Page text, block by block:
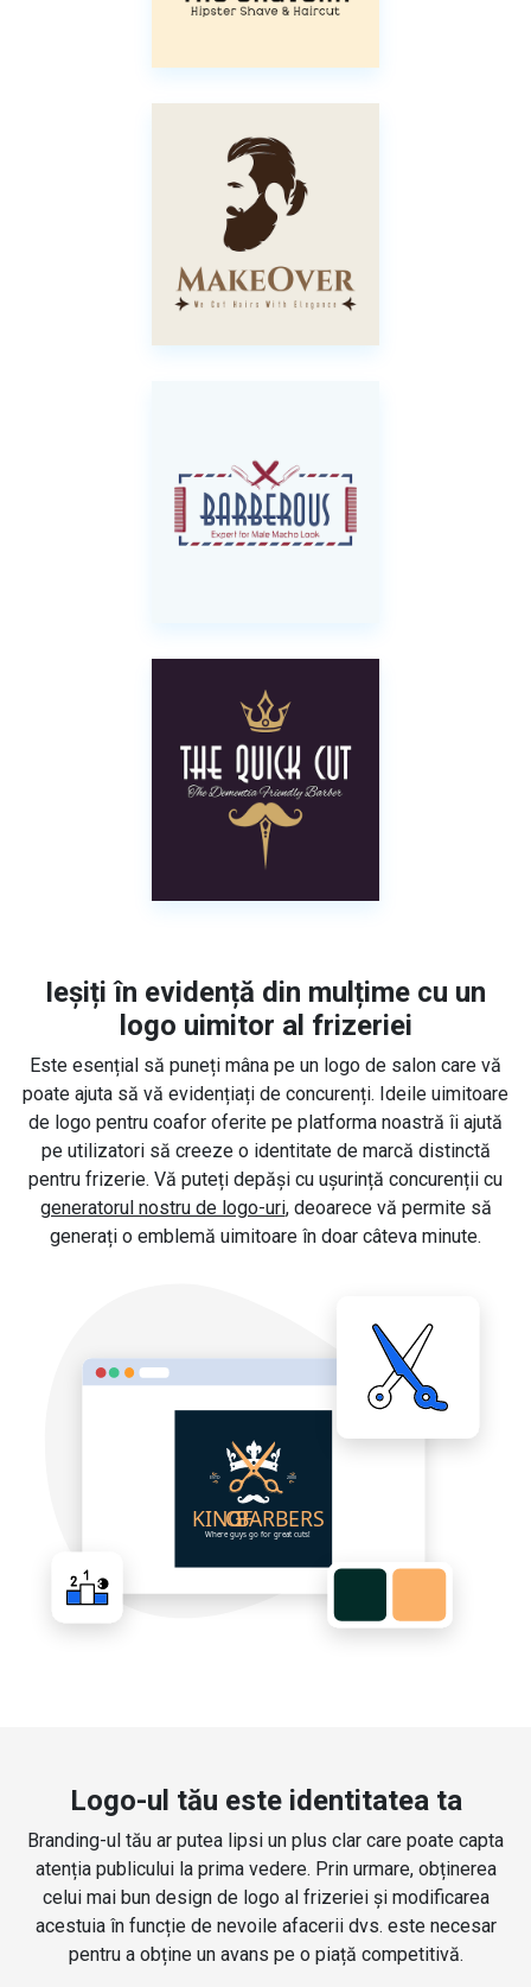
Ieșiți în evidență din mulțime cu un
logo uimitor al frizeriei
Este esențial să puneți mâna pe un logo de salon care vă
poate ajuta să vă evidențiați de concurenți. Ideile uimitoare
de logo pentru coafor oferite pe platforma noastră îi ajută
pe utilizatori să creeze o identitate de marcă distinctă
pentru frizerie. Vă puteți depăși cu ușurință concurenții cu
generatorul nostru de logo-uri, deoarece vă permite să
generați o emblemă uimitoare în doar câteva minute.
Logo-ul tău este identitatea ta
Branding-ul tău ar putea lipsi un plus clar care poate capta
atenția publicului la prima vedere. Prin urmare, obținerea
celui mai bun design de logo al frizeriei și modificarea
acestuia în funcție de nevoile afacerii dvs. este necesar
pentru a obține un avans pe o piață competitivă.